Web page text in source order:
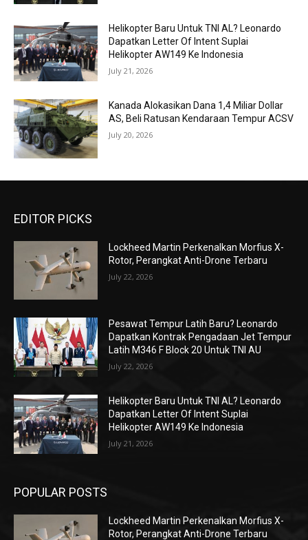
Helikopter Baru Untuk TNI AL? Leonardo
Dapatkan Letter Of Intent Suplai
Helikopter AW149 Ke Indonesia
July 21, 2026
Kanada Alokasikan Dana 1,4 Miliar Dollar
AS, Beli Ratusan Kendaraan Tempur ACSV
July 20, 2026
EDITOR PICKS
Lockheed Martin Perkenalkan Morfius X-
Rotor, Perangkat Anti-Drone Terbaru
July 22, 2026
Pesawat Tempur Latih Baru? Leonardo
Dapatkan Kontrak Pengadaan Jet Tempur
Latih M346 F Block 20 Untuk TNI AU
July 22, 2026
Helikopter Baru Untuk TNI AL? Leonardo
Dapatkan Letter Of Intent Suplai
Helikopter AW149 Ke Indonesia
July 21, 2026
POPULAR POSTS
Lockheed Martin Perkenalkan Morfius X-
Rotor, Perangkat Anti-Drone Terbaru